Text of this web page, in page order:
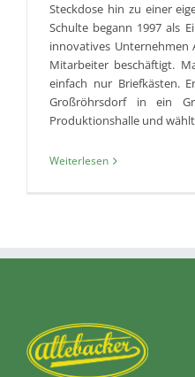
Steckdose hin zu einer
Schulte begann 1997 als
innovatives Unternehmen
Mitarbeiter beschäftigt.
einfach nur Briefkästen.
Großröhrsdorf in ein
Produktionshalle und
Weiterlesen